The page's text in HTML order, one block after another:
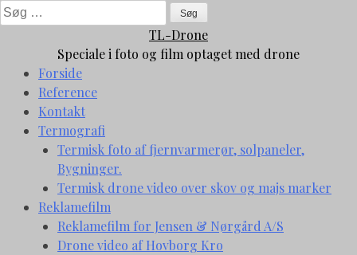
Skip
to
Søg
efter:
TL-Drone
Speciale i foto og film optaget med drone
Forside
Reference
Kontakt
Termografi
Termisk foto af fjernvarmerør, solpaneler,
Bygninger.
Termisk drone video over skov og majs marker
Reklamefilm
Reklamefilm for Jensen & Nørgård A/S
Drone video af Hovborg Kro